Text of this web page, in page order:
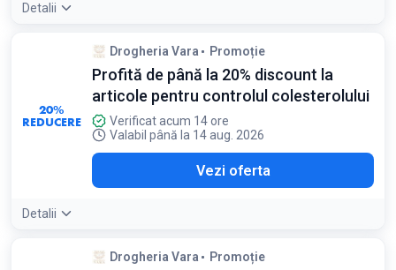
Detalii
20%
REDUCERE
Drogheria Vara Promoție
Profită de până la 20% discount la
articole pentru controlul colesterolului
Verificat acum 14 ore
Valabil până la 14 aug. 2026
Vezi oferta
Detalii
Drogheria Vara Promoție